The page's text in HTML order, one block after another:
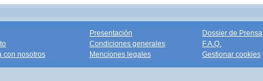
con nosotros
Presentación
Condiciones generales
Menciones legales
Dossier de Prensa
F.A.Q.
Gestionar cookies